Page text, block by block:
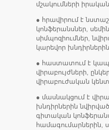
մշակումների
● հրավիրում է
կոնֆերանսներ,
սիմպոզիումներ,
կարեվոր
● հաստատում է
վիրաբույժների,
վիրաբուժական
● մասնակցում է
խնդիրներին
գիտական
համագումարներին,